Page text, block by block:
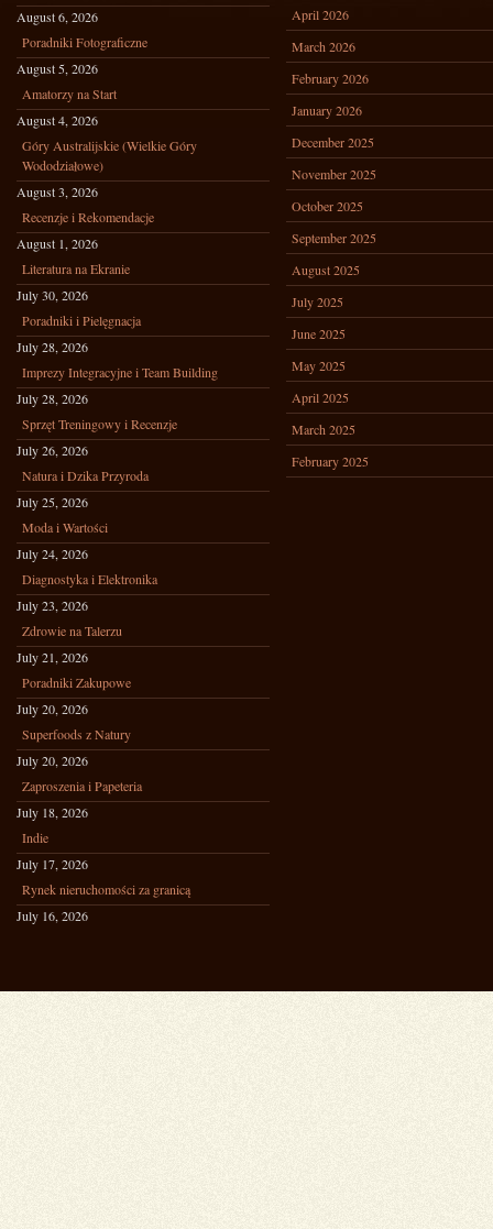
August 6, 2026
Poradniki Fotograficzne
August 5, 2026
Amatorzy na Start
August 4, 2026
Góry Australijskie (Wielkie Góry
Wododziałowe)
August 3, 2026
Recenzje i Rekomendacje
August 1, 2026
Literatura na Ekranie
July 30, 2026
Poradniki i Pielęgnacja
July 28, 2026
Imprezy Integracyjne i Team Building
July 28, 2026
Sprzęt Treningowy i Recenzje
July 26, 2026
Natura i Dzika Przyroda
July 25, 2026
Moda i Wartości
July 24, 2026
Diagnostyka i Elektronika
July 23, 2026
Zdrowie na Talerzu
July 21, 2026
Poradniki Zakupowe
July 20, 2026
Superfoods z Natury
July 20, 2026
Zaproszenia i Papeteria
July 18, 2026
Indie
July 17, 2026
Rynek nieruchomości za granicą
July 16, 2026
April 2026
March 2026
February 2026
January 2026
December 2025
November 2025
October 2025
September 2025
August 2025
July 2025
June 2025
May 2025
April 2025
March 2025
February 2025